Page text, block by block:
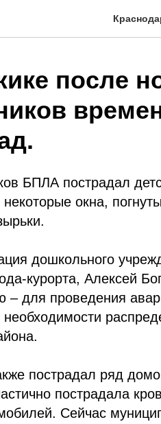
после
БПЛА пострадал
окна,
дошкольного
курорта, Алексей
для проведения
необходимости
пострадал ряд
пострадала
Сейчас